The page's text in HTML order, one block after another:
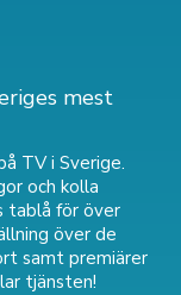
mest
TV i Sverige.
och kolla
tablå för över
över de
samt premiärer
tjänsten!